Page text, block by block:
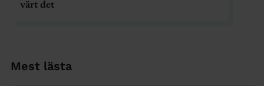
Mest lästa
värt det